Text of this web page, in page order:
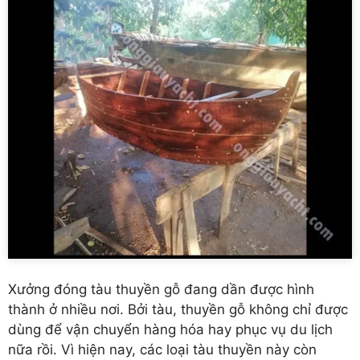
Xưởng đóng tàu thuyền gỗ đang dần được hình
thành ở nhiều nơi. Bởi tàu, thuyền gỗ không chỉ được
dùng để vận chuyển hàng hóa hay phục vụ du lịch
nữa rồi. Vì hiện nay, các loại tàu thuyền này còn